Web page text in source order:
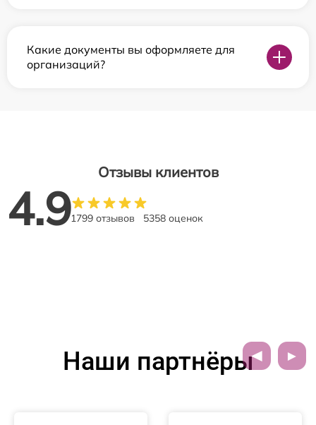
Какие документы вы оформляете для
организаций?
Отзывы клиентов
4.91799 отзывов 5358 оценок
Наши партнёры